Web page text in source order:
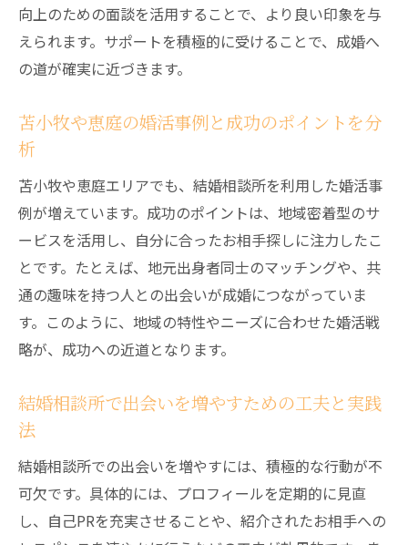
向上のための面談を活用することで、より良い印象を与
えられます。サポートを積極的に受けることで、成婚へ
の道が確実に近づきます。
苫小牧や恵庭の婚活事例と成功のポイントを分
析
苫小牧や恵庭エリアでも、結婚相談所を利用した婚活事
例が増えています。成功のポイントは、地域密着型のサ
ービスを活用し、自分に合ったお相手探しに注力したこ
とです。たとえば、地元出身者同士のマッチングや、共
通の趣味を持つ人との出会いが成婚につながっていま
す。このように、地域の特性やニーズに合わせた婚活戦
略が、成功への近道となります。
結婚相談所で出会いを増やすための工夫と実践
法
結婚相談所での出会いを増やすには、積極的な行動が不
可欠です。具体的には、プロフィールを定期的に見直
し、自己PRを充実させることや、紹介されたお相手への